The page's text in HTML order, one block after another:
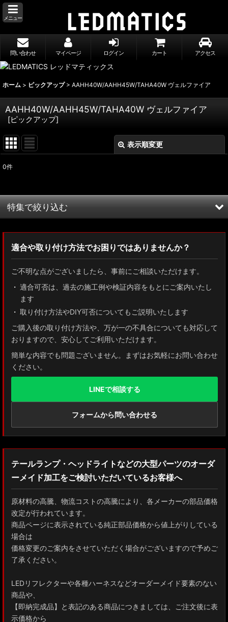
メニュー
問い合わせ マイページ ログイン カート アクセス
ホーム > ピックアップ > AAHH40W/AAHH45W/TAHA40W ヴェルファイア
AAHH40W/AAHH45W/TAHA40W ヴェルファイア
[ピックアップ]
表示順変更
並び順:
0件
特集で絞り込む
ZN8 GR86
GUN125 ハイラックス
AXUH80/85 MXUA80/85 ハリアー
ZSU60 ハリアー
MXAA54 AXAH54/52 RAV4
GDJ150W/151 WTRJ150 ランドクルーザー プラド
ZVG11/ZSG10 カローラクロス
GXPA16 MXPA12 GRヤリス
MXPH10/MXPA10/MXBA10/KSP210 ヤリス
MXPJ10/15 MXPB10/15 ヤリスクロス
ZYX10 NGX50 C-HR
AAHH40W/AAHH45W/TAHA40W ヴェルファイア
AAHH40W/AAHH45W/AGH40W アルファード
AYH30/GGH30/35/AGH30/35 ヴェルファイア
適合や取り付け方法でお困りではありませんか？
ご不明な点がございましたら、事前にご相談いただけます。
適合可否は、過去の施工例や検証内容をもとにご案内いたし
ます
取り付け方法やDIY可否についてもご説明いたします
ご購入後の取り付け方法や、万が一の不具合についても対応して
おりますので、安心してご利用いただけます。
簡単な内容でも問題ございません。まずはお気軽にお問い合わせ
ください。
LINEで相談する
フォームから問い合わせる
テールランプ・ヘッドライトなどの大型パーツのオーダ
ーメイド加工をご検討いただいているお客様へ
原材料の高騰、物流コストの高騰により、各メーカーの部品価格
改定が行われています。
商品ページに表示されている純正部品価格から値上がりしている
場合は
価格変更のご案内をさせていただく場合がございますので予めご
了承ください。
LEDリフレクターや各種ハーネスなどオーダーメイド要素のない
商品や、
【即納完成品】と表記のある商品につきましては、ご注文後に表
示価格から